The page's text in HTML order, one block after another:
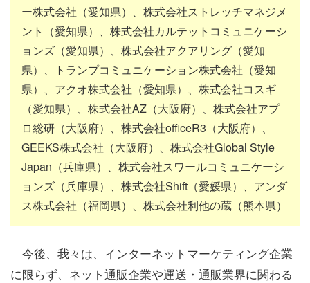
ー株式会社（愛知県）、株式会社ストレッチマネジメ
ント（愛知県）、株式会社カルテットコミュニケーシ
ョンズ（愛知県）、株式会社アクアリング（愛知
県）、トランプコミュニケーション株式会社（愛知
県）、アクオ株式会社（愛知県）、株式会社コスギ
（愛知県）、株式会社AZ（大阪府）、株式会社アプ
ロ総研（大阪府）、株式会社officeR3（大阪府）、
GEEKS株式会社（大阪府）、株式会社Global Style
Japan（兵庫県）、株式会社スワールコミュニケーシ
ョンズ（兵庫県）、株式会社Shift（愛媛県）、アンダ
ス株式会社（福岡県）、株式会社利他の蔵（熊本県）
今後、我々は、インターネットマーケティング企業
に限らず、ネット通販企業や運送・通販業界に関わる